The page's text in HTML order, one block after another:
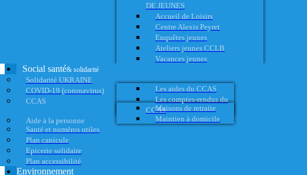
DE JEUNES
Accueil de Loisirs
Centre Alexis Peyret
Enquêtes jeunes
Ateliers jeunes CCLB
Vacances jeunes
Social santé& solidarité
Solidarité UKRAINE
COVID-19 (coronavirus)
CCAS
Les aides du CCAS
Les comptes-rendus du
CCAS
Aide à la personne
Maisons de retraite
Maintien à domicile
Santé et numéros utiles
Plan canicule
Epicerie solidaire
Plan accessibilité
Environnement